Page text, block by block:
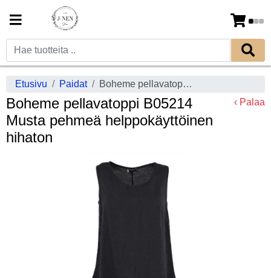
Etusivu Paidat Boheme pellavatoppi B05214 Musta pehmeä helppokäyttöinen hihaton
Boheme pellavatoppi B05214
Musta pehmeä helppokäyttöinen
hihaton
‹ Palaa